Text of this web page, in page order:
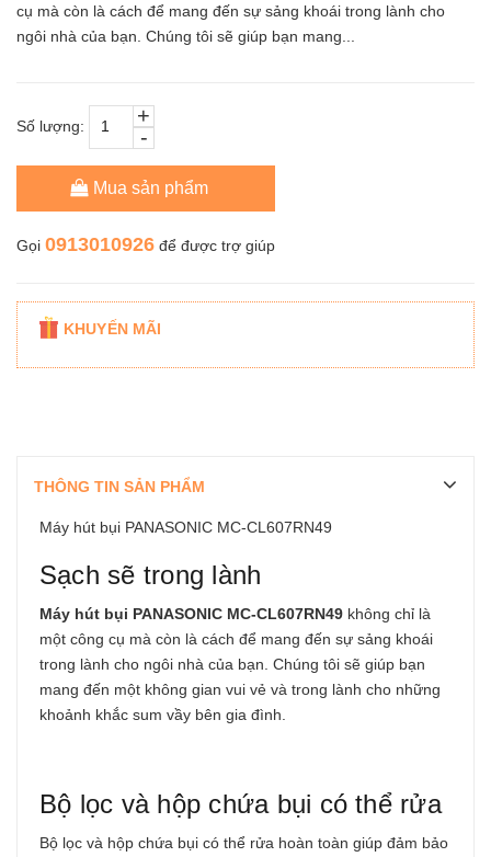
cụ mà còn là cách để mang đến sự sảng khoái trong lành cho
ngôi nhà của bạn. Chúng tôi sẽ giúp bạn mang...
Số lượng: -
+
Mua sản phẩm
Gọi 0913010926 để được trợ giúp
KHUYẾN MÃI
THÔNG TIN SẢN PHẨM
Máy hút bụi PANASONIC MC-CL607RN49
Sạch sẽ trong lành
Máy hút bụi PANASONIC MC-CL607RN49 không chỉ là
một công cụ mà còn là cách để mang đến sự sảng khoái
trong lành cho ngôi nhà của bạn. Chúng tôi sẽ giúp bạn
mang đến một không gian vui vẻ và trong lành cho những
khoảnh khắc sum vầy bên gia đình.
Bộ lọc và hộp chứa bụi có thể rửa
Bộ lọc và hộp chứa bụi có thể rửa hoàn toàn giúp đảm bảo